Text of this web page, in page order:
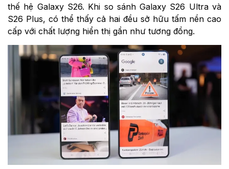
thế hệ Galaxy S26. Khi so sánh Galaxy S26 Ultra và
S26 Plus, có thể thấy cả hai đều sở hữu tấm nền cao
cấp với chất lượng hiển thị gần như tương đồng.